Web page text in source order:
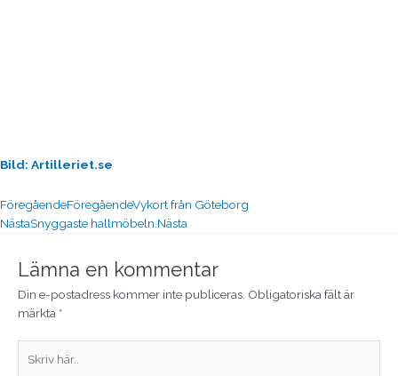
Bild: Artilleriet.se
FöregåendeFöregåendeVykort från Göteborg
NästaSnyggaste hallmöbeln. Nästa
Lämna en kommentar
Din e-postadress kommer inte publiceras. Obligatoriska fält är
märkta *
här..